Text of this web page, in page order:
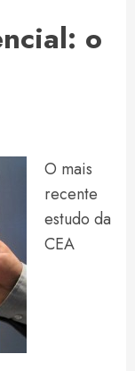
o
O mais
recente
estudo da
CEA